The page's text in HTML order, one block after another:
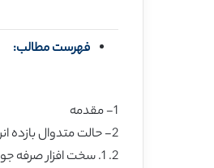
فهرست مطالب:
1- مقدمه
2- حالت متدوال بازده انرژی در زیرساخت های ICT
2. 1. سخت افزار صرفه جویی در انرژی